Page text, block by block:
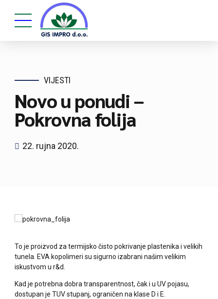
VIJESTI
Novo u ponudi –
Pokrovna folija
22. rujna 2020.
To je proizvod za termijsko čisto pokrivanje plastenika i velikih
tunela. EVA kopolimeri su sigurno izabrani našim velikim
iskustvom u r&d.
Kad je potrebna dobra transparentnost, čak i u UV pojasu,
dostupan je TUV stupanj, ograničen na klase D i E.